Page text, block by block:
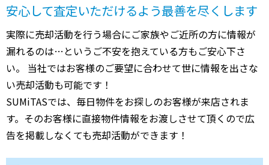
安心して査定いただけるよう最善を尽くします
実際に売却活動を行う場合にご家族やご近所の方に情報が
漏れるのは…というご不安を抱えている方もご安心下さ
い。 当社ではお客様のご要望に合わせて世に情報を出さな
い売却活動も可能です！
SUMiTASでは、毎日物件をお探しのお客様が来店されま
す。そのお客様に直接物件情報をお渡しさせて頂くので広
告を掲載しなくても売却活動ができます！